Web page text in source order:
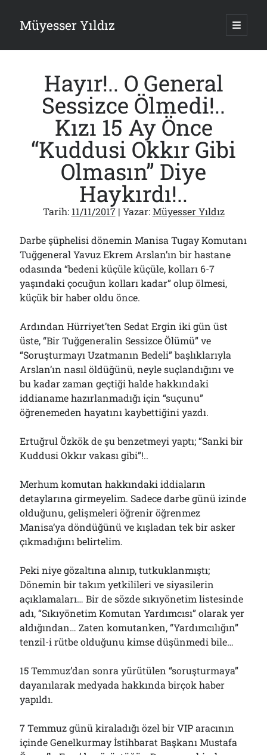
Müyesser Yıldız ana
Yan
Menü
Son Yazılar
Asırlık Devlete Bir Haftada Yeni Gömlek Biçilecek Öyle mi?!..
Gazi’den Milletvekillerine Kurşun Gibi Sözler!..
Türkiye 2.0’a Gidiş!..
05/08/2026
03/08/2026
Er Gaziler 20 Gün Sonra Gelen MSB Heyetine Böyle İsyan Etti:“Bizi
Teröristlere G……yle Güldürdünüz”
01/08/2026
Arşivler
Arşivler
Hayır!.. O General
Sessizce Ölmedi!..
Kızı 15 Ay Önce
“Kuddusi Okkır Gibi
Olmasın” Diye
Haykırdı!..
Tarih: 11/11/2017| Yazar:Müyesser Yıldız
Darbe şüphelisi dönemin Manisa Tugay Komutanı
Tuğgeneral Yavuz Ekrem Arslan’ın bir hastane
odasında “bedeni küçüle küçüle, kolları 6-7
yaşındaki çocuğun kolları kadar” olup ölmesi,
küçük bir haber oldu önce.
Ardından Hürriyet’ten Sedat Ergin iki gün üst
üste, “Bir Tuğgeneralin Sessizce Ölümü” ve
“Soruşturmayı Uzatmanın Bedeli” başlıklarıyla
Arslan’ın nasıl öldüğünü, neyle suçlandığını ve
bu kadar zaman geçtiği halde hakkındaki
iddianame hazırlanmadığı için “suçunu”
öğrenemeden hayatını kaybettiğini yazdı.
Ertuğrul Özkök de şu benzetmeyi yaptı; “Sanki bir
Kuddusi Okkır vakası gibi”!..
Merhum komutan hakkındaki iddiaların
detaylarına girmeyelim. Sadece darbe günü izinde
olduğunu, gelişmeleri öğrenir öğrenmez
Manisa’ya döndüğünü ve kışladan tek bir asker
çıkmadığını belirtelim.
Peki niye gözaltına alınıp, tutkuklanmıştı;
Dönemin bir takım yetkilileri ve siyasilerin
açıklamaları… Bir de sözde sıkıyönetim listesinde
adı, “Sıkıyönetim Komutan Yardımcısı” olarak yer
aldığından… Zaten komutanken, “Yardımcılığın”
tenzil-i rütbe olduğunu kimse düşünmedi bile…
15 Temmuz’dan sonra yürütülen “soruşturmaya”
dayanılarak medyada hakkında birçok haber
yapıldı.
7 Temmuz günü kiraladığı özel bir VIP aracının
içinde Genelkurmay İstihbarat Başkanı Mustafa